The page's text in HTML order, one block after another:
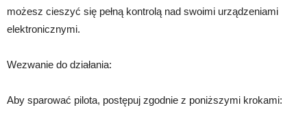
możesz cieszyć się pełną kontrolą nad swoimi urządzeniami
elektronicznymi.
Wezwanie do działania:
Aby sparować pilota, postępuj zgodnie z poniższymi krokami: